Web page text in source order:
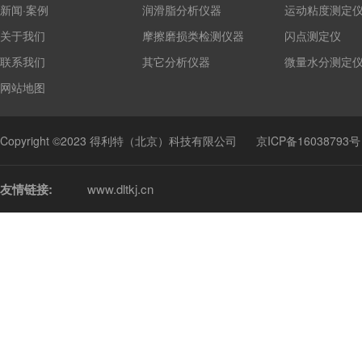
新闻·案例
关于我们
联系我们
网站地图
润滑脂分析仪器
摩擦磨损类检测仪器
其它分析仪器
运动粘度测定
闪点测定仪
微量水分测定
Copyright ©2023 得利特（北京）科技有限公司 京ICP备16038793号
友情链接: www.dltkj.cn